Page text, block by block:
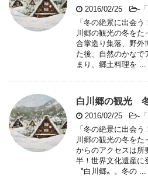
2016/02/25 -
「冬の絶景に出会
川郷の観光の冬を
合掌造り集落、野
た後、自然のかなで
まり、郷土料理を ...
白川郷の観光
2016/02/25 -
「冬の絶景に出会
川郷の観光の冬をた
からのアクセスは所
半！世界文化遺産に
〝白川郷〟。冬の ...